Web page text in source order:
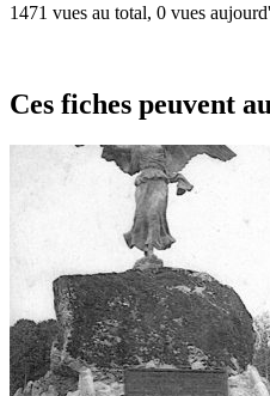
1471 vues au total, 0 vues
Ces fiches peuvent